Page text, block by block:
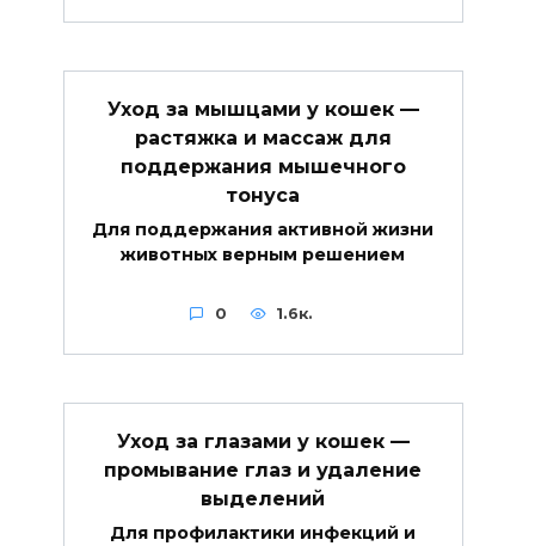
Уход за мышцами у кошек —
растяжка и массаж для
поддержания мышечного
тонуса
Для поддержания активной жизни
животных верным решением
0 1.6к.
Уход за глазами у кошек —
промывание глаз и удаление
выделений
Для профилактики инфекций и